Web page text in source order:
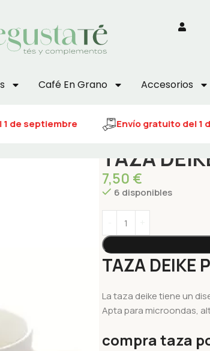
Café En Grano Accesorios
de septiembre Envío gratuito del 1
TAZA
7,50 €
6 disponibles
TAZA DEIKE
La taza deike tiene un
Apta para microondas,
compra taza